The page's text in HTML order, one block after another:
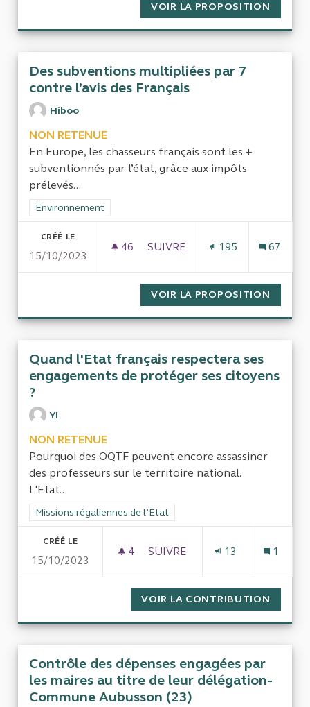
VOIR LA PROPOSITION
Des subventions multipliées par 7
contre l’avis des Français
Hiboo
NON RETENUE
En Europe, les chasseurs français sont les +
subventionnés par l’état, grâce aux impôts
prélevés...
Filtrer les résultats de la catégorie : Environnement
Environnement
CRÉÉ LE
15/10/2023
46 46 ABONNÉS
SUIVRE
195 67
VOIR LA PROPOSITION
Quand l'Etat français respectera ses
engagements de protéger ses citoyens
?
YI
NON RETENUE
Pourquoi des OQTF peuvent encore assassiner
des professeurs sur le territoire national.
L'Etat...
Filtrer les résultats de la catégorie : Missions régaliennes de
Missions régaliennes de l’Etat
CRÉÉ LE
15/10/2023
4 4 ABONNÉS
SUIVRE
13 1
VOIR LA CONTRIBUTION
Contrôle des dépenses engagées par
les maires au titre de leur délégation-
Commune Aubusson (23)